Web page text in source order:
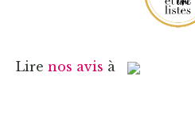
Lire nos avis à